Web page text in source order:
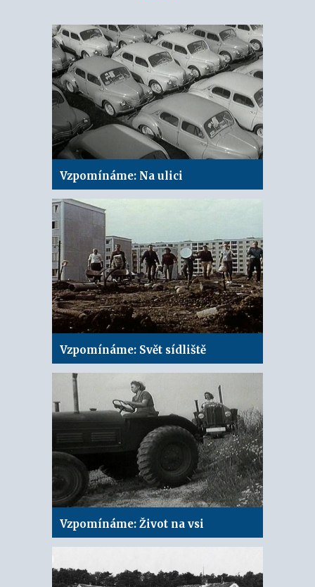
Vzpomínáme: Na ulici
Vzpomínáme: Svět sídliště
Vzpomínáme: Život na vsi